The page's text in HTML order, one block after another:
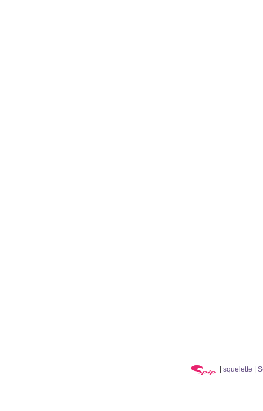
| squelette |